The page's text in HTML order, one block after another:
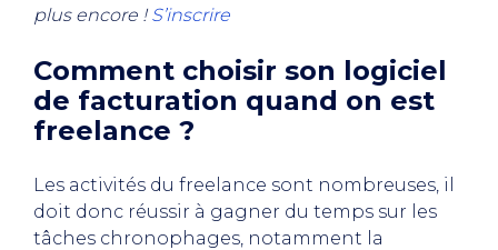
plus encore !S’inscrire
Comment choisir son logiciel
de facturation quand on est
freelance ?
Les activités du freelance sont nombreuses, il
doit donc réussir à gagner du temps sur les
tâches chronophages, notamment la